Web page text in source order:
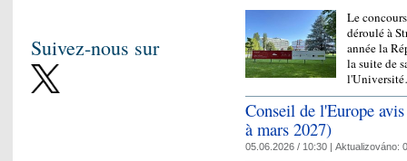
Le
déroulé à
année la
la suite de
Conseil de l'Europe
à mars 2027)
05.06.2026 / 10:30 | Aktualizováno:
Suivez-nous sur